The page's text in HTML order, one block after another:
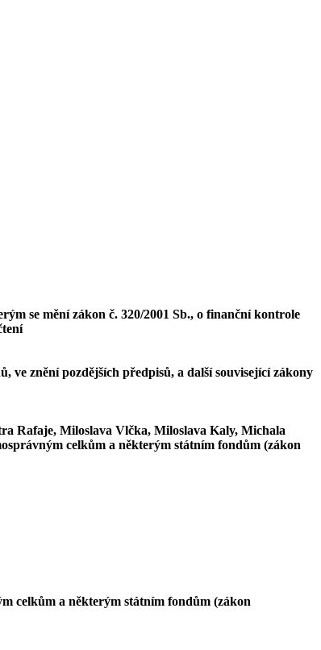
se mění zákon č. 320/2001 Sb., o finanční kontrole
ve znění pozdějších předpisů, a další související zákony
Rafaje, Miloslava Vlčka, Miloslava Kaly, Michala
celkům a některým státním fondům (zákon
celkům a některým státním fondům (zákon